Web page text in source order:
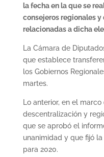
la fecha en la que se
consejeros regionales
relacionadas a dicha
La Cámara de
que establece
los Gobiernos
martes.
Lo anterior, en el
descentralización y
que se aprobó el
unanimidad y que fijó
para 2020.